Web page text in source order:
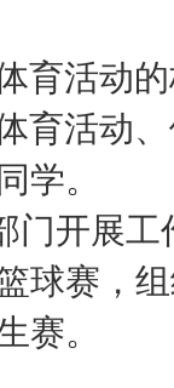
育活动
育活动
学。
开展工
球赛，
赛。